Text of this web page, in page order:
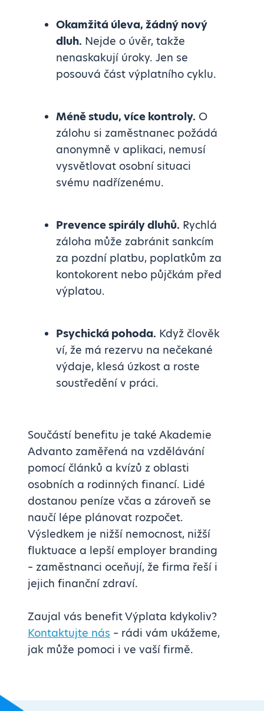
Okamžitá úleva, žádný nový
dluh. Nejde o úvěr, takže
nenaskakují úroky. Jen se
posouvá část výplatního cyklu.
Méně studu, více kontroly. O
zálohu si zaměstnanec požádá
anonymně v aplikaci, nemusí
vysvětlovat osobní situaci
svému nadřízenému.
Prevence spirály dluhů. Rychlá
záloha může zabránit sankcím
za pozdní platbu, poplatkům za
kontokorent nebo půjčkám před
výplatou.
Psychická pohoda. Když člověk
ví, že má rezervu na nečekané
výdaje, klesá úzkost a roste
soustředění v práci.
Součástí benefitu je také Akademie
Advanto zaměřená na vzdělávání
pomocí článků a kvízů z oblasti
osobních a rodinných financí. Lidé
dostanou peníze včas a zároveň se
naučí lépe plánovat rozpočet.
Výsledkem je nižší nemocnost, nižší
fluktuace a lepší employer branding
– zaměstnanci oceňují, že firma řeší i
jejich finanční zdraví.
Zaujal vás benefit Výplata kdykoliv?
Kontaktujte nás – rádi vám ukážeme,
jak může pomoci i ve vaší firmě.